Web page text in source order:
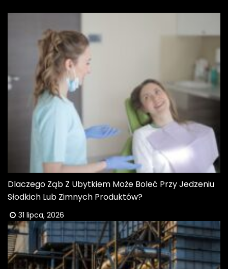
Dlaczego Ząb Z Ubytkiem Może Boleć Przy Jedzeniu
Słodkich Lub Zimnych Produktów?
31 lipca, 2026